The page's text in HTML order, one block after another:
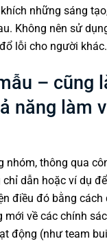
những sáng
Không nên sử
lỗi cho người khác.
– cũng
năng làm
nhóm, thông qua
dẫn hoặc ví dụ
điều đó bằng
mới về các chính
động (như team